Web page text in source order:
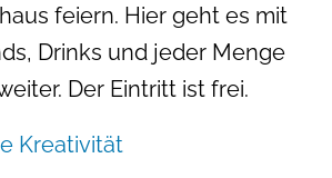
feiern. Hier geht es mit
Drinks und jeder Menge
Der Eintritt ist frei.
Kreativität